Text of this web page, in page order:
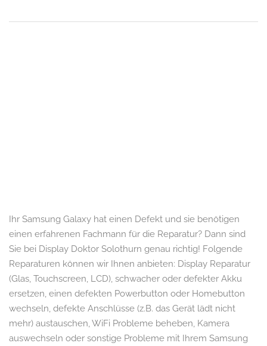
Ihr Samsung Galaxy hat einen Defekt und sie benötigen
einen erfahrenen Fachmann für die Reparatur? Dann sind
Sie bei Display Doktor Solothurn genau richtig! Folgende
Reparaturen können wir Ihnen anbieten: Display Reparatur
(Glas, Touchscreen, LCD), schwacher oder defekter Akku
ersetzen, einen defekten Powerbutton oder Homebutton
wechseln, defekte Anschlüsse (z.B. das Gerät lädt nicht
mehr) austauschen, WiFi Probleme beheben, Kamera
auswechseln oder sonstige Probleme mit Ihrem Samsung